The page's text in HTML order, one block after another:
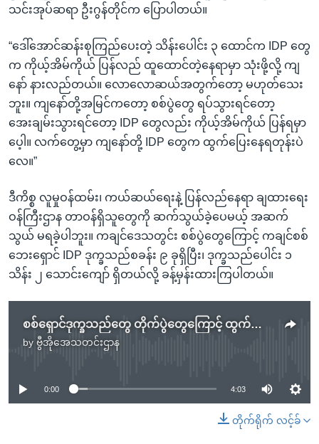
သင်းအုပ်ဆရာ ဦးဂွန်တိုင်က ပြောပါတယ်။
“ဒေါ်အောင်ဆန်းစုကြည်ပေးတဲ့ သိန်းပေါင်း ၃ ထောင်က IDP တွေ
က ကိုယ့်အိမ်ကိုယ် ပြန်လည် ထူထောင်တဲ့နေရာမှာ သုံးဖို့လို့ ကျ
နော် နားလည်တယ်။ လောလောဆယ်အတွက်တော့ မဟုတ်သေး
ဘူး။ ကျနော်တို့အမြင်ကတော့ စစ်ပွဲတွေ ရပ်သွားရင်တော့
အေးချမ်းသွားရင်တော့ IDP တွေလည်း ကိုယ့်အိမ်ကိုယ် ပြန်ရမှာ
ပေ့ါ။ လက်တွေ့မှာ ကျနော်တို့ IDP တွေက ထွက်ပြေးနေရတုန်းပဲ
လေ။”
ဒီကိစ္စ လူမှုဝန်ထမ်း၊ ကယ်ဆယ်ရေးနဲ့ ပြန်လည်နေရာ ချထားရေး
ဝန်ကြီးဌာန တာဝန်ရှိသူတွေကို ဆက်သွယ်ခဲ့ပေမယ့် အဆက်
သွယ် မရခဲ့ပါဘူး။ ကချင်ဒေသတွင်း စစ်ပွဲတွေကြောင့် ကချင်စစ်
ဘေးရှောင် IDP ဒုက္ခသည်စခန်း ၉ ခုရှိပြီး၊ ဒုက္ခသည်ပေါင်း ၁
သိန်း ၂ သောင်းကျော် ရှိတယ်လို့ ခန့်မှန်းထားကြပါတယ်။
စစ်ရှောင်ဒုက္ခသည်တွေ တိုက်ပွဲတွေကြောင့် ထွက်ပြေးနေရ
by ဗွီအိုအေသတင်းဌာန
No media source currently available
0:00 4:03
တိုက်ရိုက် လင့်ခ်